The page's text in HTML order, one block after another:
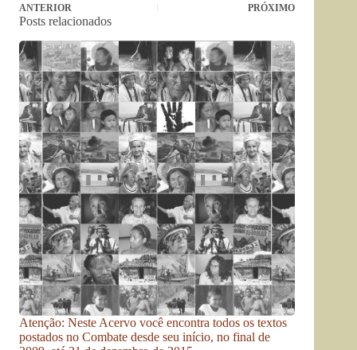
ANTERIOR PRÓXIMO
Posts relacionados
Atenção: Neste Acervo você encontra todos os textos
postados no Combate desde seu início, no final de